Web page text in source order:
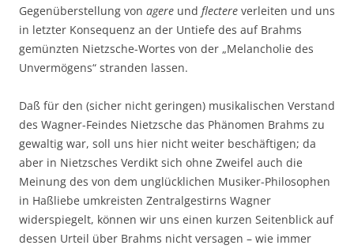
Gegenüberstellung von agere und flectere verleiten und uns
in letzter Konsequenz an der Untiefe des auf Brahms
gemünzten Nietzsche-Wortes von der „Melancholie des
Unvermögens“ stranden lassen.
Daß für den (sicher nicht geringen) musikalischen Verstand
des Wagner-Feindes Nietzsche das Phänomen Brahms zu
gewaltig war, soll uns hier nicht weiter beschäftigen; da
aber in Nietzsches Verdikt sich ohne Zweifel auch die
Meinung des von dem unglücklichen Musiker-Philosophen
in Haßliebe umkreisten Zentralgestirns Wagner
widerspiegelt, können wir uns einen kurzen Seitenblick auf
dessen Urteil über Brahms nicht versagen – wie immer